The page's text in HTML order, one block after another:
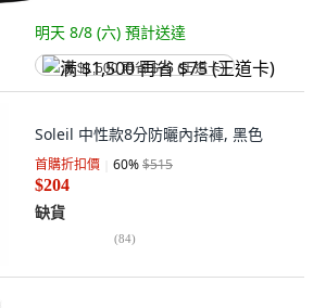
明天 8/8 (六) 預計送達
满 $1,500 再省 $75 (王道卡)
Soleil 中性款8分防曬內搭褲, 黑色
首購折扣價 60%$515
$204
缺貨
(84)